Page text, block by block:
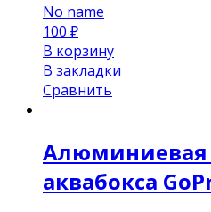
No name
100 ₽
В корзину
В закладки
Сравнить
Алюминиевая
аквабокса